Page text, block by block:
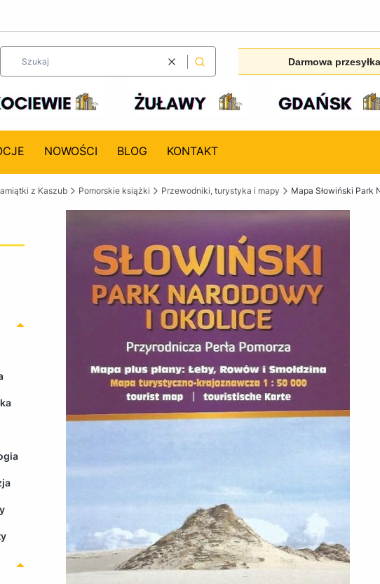
WyczyśćSzukaj Darmowa
NOWOŚCI BLOG KONTAKT
z Kaszub Pomorskie książki Przewodniki, turystyka i mapy Mapa Słowiński Park